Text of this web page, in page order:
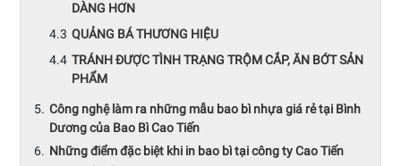
DÀNG HƠN
QUẢNG BÁ THƯƠNG HIỆU
TRÁNH ĐƯỢC TÌNH TRẠNG TRỘM CẮP, ĂN BỚT SẢN
PHẨM
Công nghệ làm ra những mẫu bao bì nhựa giá rẻ tại Bình
Dương của Bao Bì Cao Tiến
Những điểm đặc biệt khi in bao bì tại công ty Cao Tiến